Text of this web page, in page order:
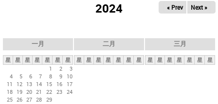
2024 « Prev Next »
一月
星 星 星 星 星 星
星
1
2
3
4
5 6 7 8 9
10
11
12 13 14 15 16
17
18 19 20 21 22 23 24
25 26 27 28 29
二月
星 星 星 星 星 星 星
三月
星 星 星 星 星 星 星